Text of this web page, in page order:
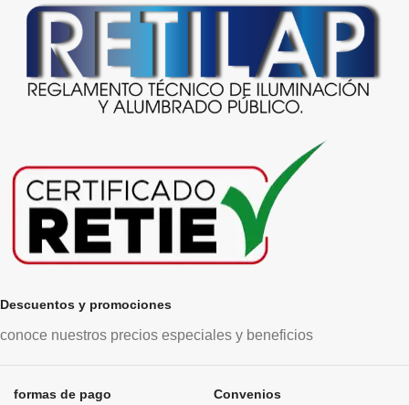
Descuentos y promociones
conoce nuestros precios especiales y beneficios
formas de pago Convenios